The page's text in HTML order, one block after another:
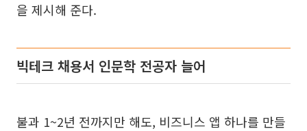
을 제시해 준다.
빅테크 채용서 인문학 전공자 늘어
불과 1~2년 전까지만 해도, 비즈니스 앱 하나를 만들